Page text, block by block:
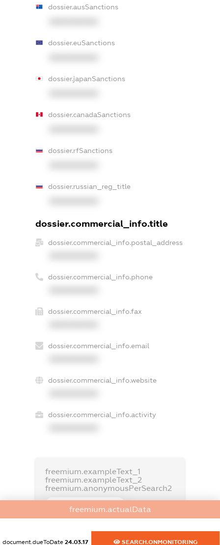
dossier.ausSanctions
dossier.euSanctions
dossier.japanSanctions
dossier.canadaSanctions
dossier.rfSanctions
dossier.russian_reg_title
dossier.commercial_info.title
dossier.commercial_info.postal_address
dossier.commercial_info.phone
dossier.commercial_info.fax
dossier.commercial_info.email
dossier.commercial_info.website
dossier.commercial_info.activity
freemium.exampleText_1
freemium.exampleText_2
freemium.anonymousPerSearch2
FREEMIUM.REGISTER
freemium.actualData
document.dueToDate 24.03.17 SEARCH.ONMONITORING